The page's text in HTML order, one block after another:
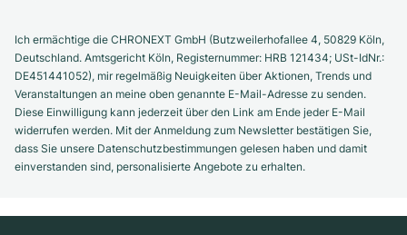
Ich ermächtige die CHRONEXT GmbH (Butzweilerhofallee 4, 50829 Köln,
Deutschland. Amtsgericht Köln, Registernummer: HRB 121434; USt-IdNr.:
DE451441052), mir regelmäßig Neuigkeiten über Aktionen, Trends und
Veranstaltungen an meine oben genannte E-Mail-Adresse zu senden.
Diese Einwilligung kann jederzeit über den Link am Ende jeder E-Mail
widerrufen werden. Mit der Anmeldung zum Newsletter bestätigen Sie,
dass Sie unsere Datenschutzbestimmungen gelesen haben und damit
einverstanden sind, personalisierte Angebote zu erhalten.